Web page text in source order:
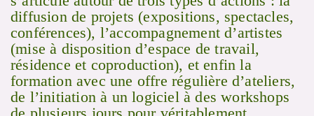
diffusion de projets (expositions, spectacles,
conférences), l’accompagnement d’artistes
(mise à disposition d’espace de travail,
résidence et coproduction), et enfin la
formation avec une offre régulière d’ateliers,
de l’initiation à un logiciel à des workshops